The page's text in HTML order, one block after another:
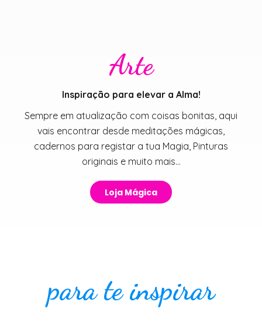
Arte
Inspiração para elevar a Alma!
Sempre em atualização com coisas bonitas, aqui
vais encontrar desde meditações mágicas,
cadernos para registar a tua Magia, Pinturas
originais e muito mais…
Loja Mágica
para te inspirar